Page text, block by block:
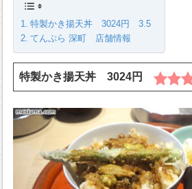
特製かき揚天丼 3024円 3.5
てんぷら 深町 店舗情報
特製かき揚天丼 3024円